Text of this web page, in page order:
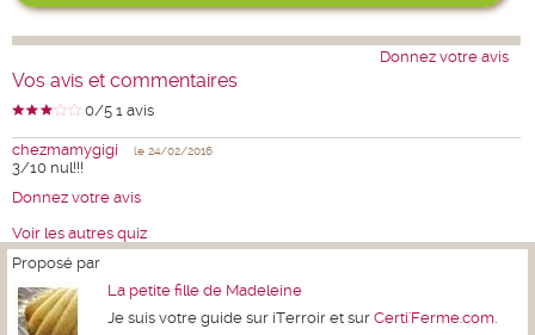
Donnez votre avis
Vos avis et commentaires
0/5 1 avis
chezmamygigi le 24/02/2016
3/10 nul!!!
Donnez votre avis
Voir les autres quiz
Proposé par
La petite fille de Madeleine
Je suis votre guide sur iTerroir et sur Certi'Ferme.com.